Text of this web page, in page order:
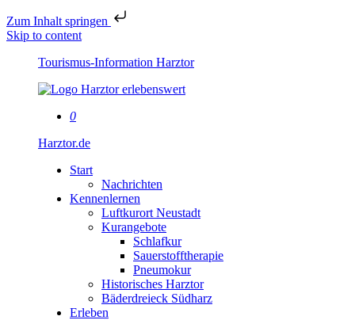
Zum Inhalt springen
Skip to content
Tourismus-Information Harztor
0
Harztor.de
Start
Nachrichten
Kennenlernen
Luftkurort Neustadt
Kurangebote
Schlafkur
Sauerstofftherapie
Pneumokur
Historisches Harztor
Bäderdreieck Südharz
Erleben